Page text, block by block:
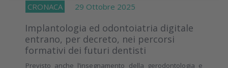
CRONACA 29 Ottobre 2025
Implantologia ed odontoiatria digitale
entrano, per decreto, nei percorsi
formativi dei futuri dentisti
Previsto anche l’insegnamento della gerodontologia e